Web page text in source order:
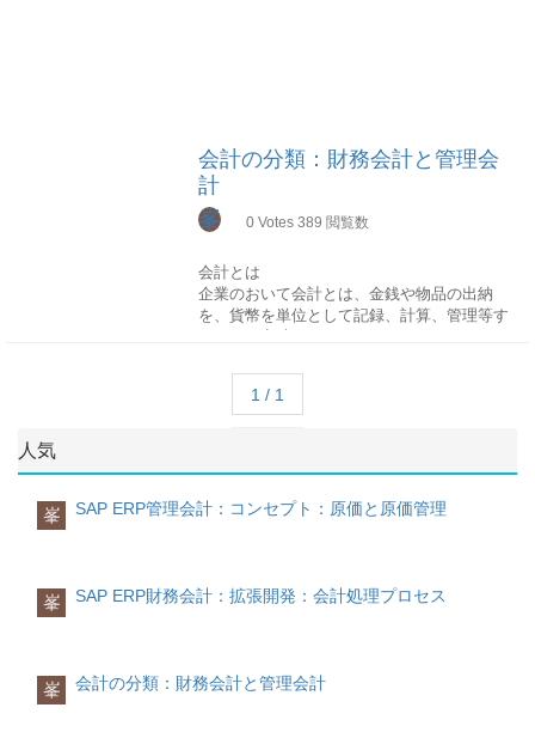
会計の分類：財務会計と管理会
計
峯 0 Votes 389 閲覧数
会計とは
企業のおいて会計とは、金銭や物品の出納
を、貨幣を単位として記録、計算、管理等す
企業において財務会計（英：Financial
ど）に対して提供することを目的とする会計
ことをいいます。
を行います。
1 / 1
人気
峯 SAP ERP管理会計：コンセプト：原価と原価管理
峯 SAP ERP財務会計：拡張開発：会計処理プロセス
峯 会計の分類：財務会計と管理会計